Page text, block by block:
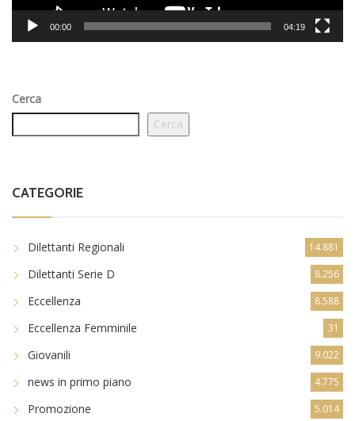
00:00 04:19
Cerca
Cerca
CATEGORIE
Dilettanti Regionali 14.881
Dilettanti Serie D 8.256
Eccellenza 8.588
Eccellenza Femminile 31
Giovanili 9.022
news in primo piano 4.775
Promozione 5.014